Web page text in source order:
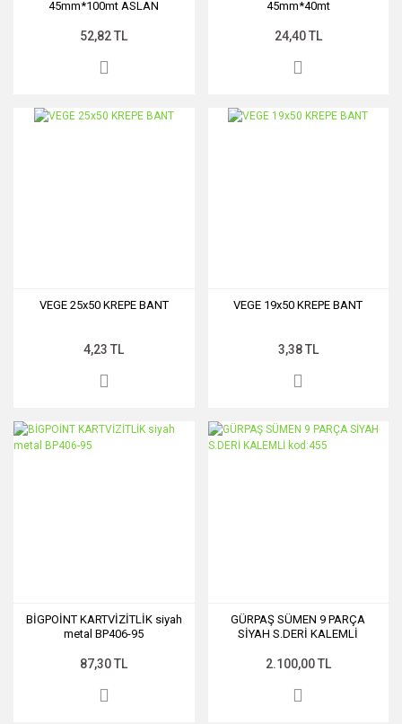
45mm*100mt ASLAN
52,82 TL
45mm*40mt
24,40 TL
VEGE 25x50 KREPE BANT
4,23 TL
VEGE 19x50 KREPE BANT
3,38 TL
BİGPOİNT KARTVİZİTLİK siyah
metal BP406-95
87,30 TL
GÜRPAŞ SÜMEN 9 PARÇA
SİYAH S.DERİ KALEMLİ
2.100,00 TL